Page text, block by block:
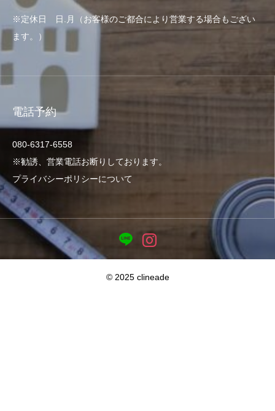
※定休日 日.月（お客様のご都合により営業する場合もござい
ます。）
電話予約
080‐6317‐6558
※勧誘、営業電話お断りしております。
プライバシーポリシーについて
© 2025 clineade